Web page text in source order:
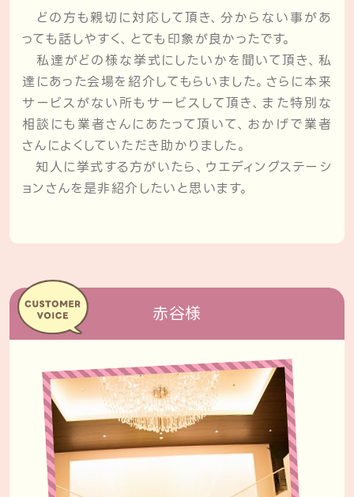
どの方も親切に対応して頂き、分からない事があ
っても話しやすく、とても印象が良かったです。
私達がどの様な挙式にしたいかを聞いて頂き、私
達にあった会場を紹介してもらいました。さらに本来
サービスがない所もサービスして頂き、また特別な
相談にも業者さんにあたって頂いて、おかげで業者
さんによくしていただき助かりました。
知人に挙式する方がいたら、ウエディングステーシ
ョンさんを是非紹介したいと思います。
赤谷様